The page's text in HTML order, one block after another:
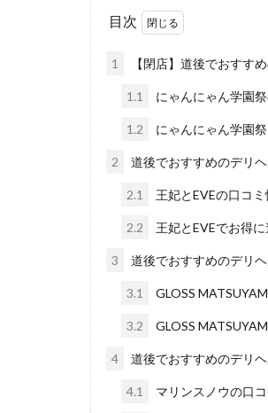
目次
1 【閉店】道後でおすす
1.1 にゃんにゃん学園
1.2 にゃんにゃん学園
2 道後でおすすめのデリ
2.1 王妃とEVEの口コ
2.2 王妃とEVEでお得
3 道後でおすすめのデリ
3.1 GLOSS
3.2 GLOSS
4 道後でおすすめのデリ
4.1 マリンスノウの口